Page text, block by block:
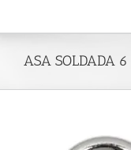
ASA SOLDADA